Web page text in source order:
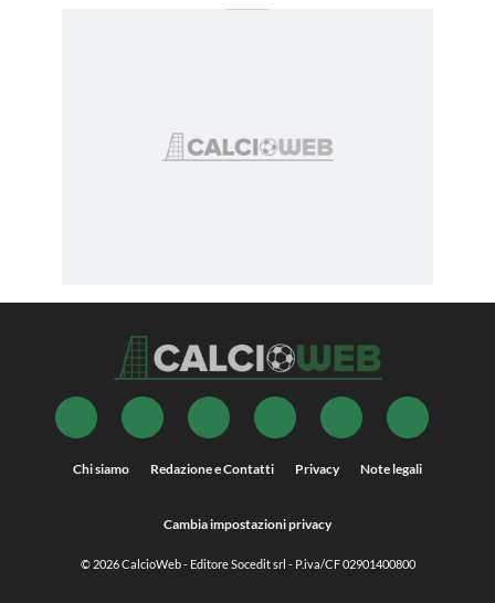
Chi siamo Redazione e Contatti Privacy Note legali
Cambia impostazioni privacy
© 2026CalcioWeb- Editore Socedit srl - P.iva/CF 02901400800